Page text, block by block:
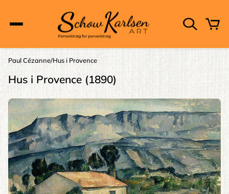
navigation
Brødkrumme
Paul Cézanne Hus i Provence
Hus i Provence (1890)